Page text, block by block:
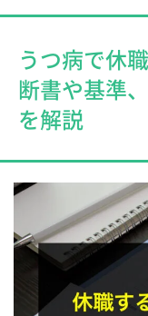
うつ病で休
断書や基準
を解説